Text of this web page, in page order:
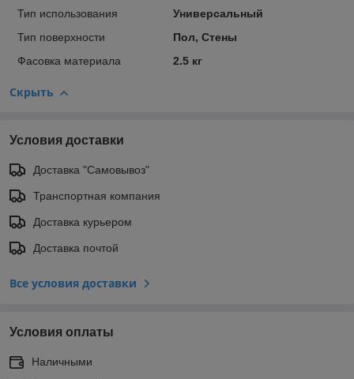
Тип использования
Универсальный
Тип поверхности
Пол, Стены
Фасовка материала
2.5 кг
Скрыть
Условия доставки
Доставка "Самовывоз"
Транспортная компания
Доставка курьером
Доставка почтой
Все условия доставки
Условия оплаты
Наличными